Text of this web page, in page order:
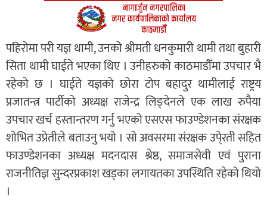
पहिरोमा परी यज्ञ थामी, उनको श्रीमती धनकुमारी थामी तथा बुहारी
सिता थामी घाईते भएका थिए । उनीहरुको काठमाडौँमा उपचार भै
रहेको छ । घाईते यज्ञको छोरा टोप बहादुर थामीलाई राष्ट्रय
प्रजातन्त्र पार्टीको अध्यक्ष राजेन्द्र लिङ्देनले एक लाख रुपैया
उपचार खर्च हस्तान्तरण गर्नु भएको एसएस फाउण्डेशनका संरक्षक
शोभित उप्रेतीले बताउनु भयो । सो अवसरमा संरक्षक उपे्रती सहित
फाउण्डेशनका अध्यक्ष मदनदास श्रेष्ठ, समाजसेवी एवं पुराना
राजनीतिज्ञ सुन्दरप्रकाश खड्का लगायतका उपस्थिति रहेको थियो
।